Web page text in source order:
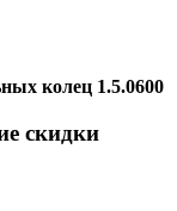
колец 1.5.0600
скидки